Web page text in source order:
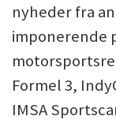
nyheder fra
imponerende
Formel 3,
IMSA